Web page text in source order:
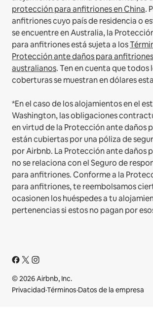
protección para anfitriones en China.
anfitriones cuyo país de residencia o
se encuentre en Australia, la
para anfitriones está sujeta a los
Protección ante daños para
australianos. Ten en cuenta que todos
coberturas se muestran en dólares
*En el caso de los alojamientos en el
Washington, las obligaciones
en virtud de la Protección ante daños
están cubiertas por una póliza de
por Airbnb. La Protección ante daños
no se relaciona con el Seguro de
para anfitriones. Conforme a la
para anfitriones, te reembolsamos
ocasionen los huéspedes a tu
pertenencias si estos no pagan por
© 2026 Airbnb, Inc.
Privacidad·Términos·Datos de la empresa